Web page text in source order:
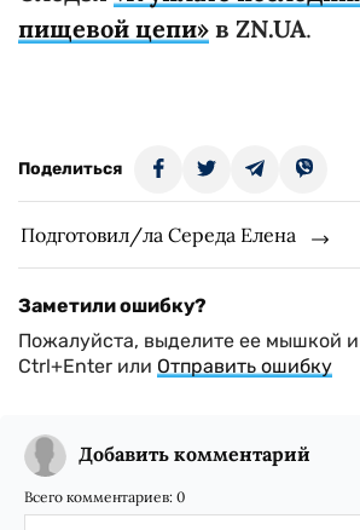
пищевой цепи» в ZN.UA.
Поделиться
Подготовил/ла Середа Елена
Заметили ошибку?
Пожалуйста, выделите ее мышкой
Ctrl+Enter или Отправить ошибку
Добавить комментарий
Всего комментариев: 0